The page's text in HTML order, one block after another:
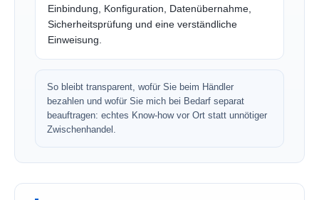
Einbindung, Konfiguration, Datenübernahme,
Sicherheitsprüfung und eine verständliche
Einweisung.
So bleibt transparent, wofür Sie beim Händler
bezahlen und wofür Sie mich bei Bedarf separat
beauftragen: echtes Know-how vor Ort statt unnötiger
Zwischenhandel.